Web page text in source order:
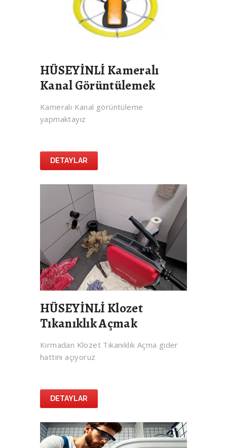
HÜSEYİNLİ Kameralı
Kanal Görüntülemek
Kameralı Kanal görüntüleme
yapmaktayız
DETAYLAR
HÜSEYİNLİ Klozet
Tıkanıklık Açmak
Kırmadan Klozet Tıkanıklık Açma gider
hattını açıyoruz
DETAYLAR